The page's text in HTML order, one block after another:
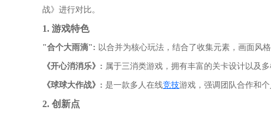
战》进行对比。
1. 游戏特色
"合个大雨滴": 以合并为核心玩法，结合了收集元素，画面风格
《开心消消乐》: 属于三消类游戏，拥有丰富的关卡设计以及多
《球球大作战》: 是一款多人在线竞技游戏，强调团队合作和个
2. 创新点